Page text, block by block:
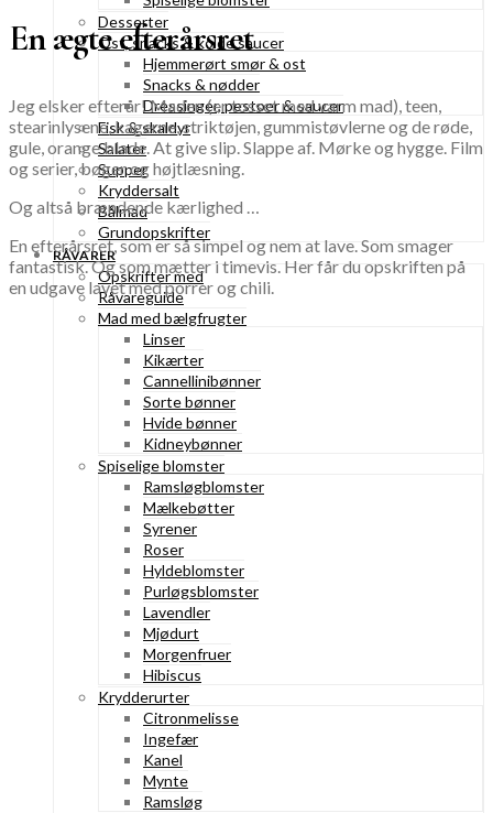
Desserter
Ost, snacks & kolde saucer
Hjemmerørt smør & ost
Snacks & nødder
Dressinger, pestoer & saucer
Fisk & skaldyr
Salater
Supper
Kryddersalt
Bålmad
Grundopskrifter
RÅVARER
Opskrifter med
Råvareguide
Mad med bælgfrugter
Linser
Kikærter
Cannellinibønner
Sorte bønner
Hvide bønner
Kidneybønner
Spiselige blomster
Ramsløgblomster
Mælkebøtter
Syrener
Roser
Hyldeblomster
Purløgsblomster
Lavendler
Mjødurt
Morgenfruer
Hibiscus
Krydderurter
Citronmelisse
Ingefær
Kanel
Mynte
Ramsløg
En ægte efterårsret
Jeg elsker efterår! Maden (er tosset med varm mad), teen,
stearinlysene, kagerne, striktøjen, gummistøvlerne og de røde,
gule, orange blade. At give slip. Slappe af. Mørke og hygge. Film
og serier, bøger og højtlæsning.
Og altså brændende kærlighed …
En efterårsret, som er så simpel og nem at lave. Som smager
fantastisk. Og som mætter i timevis. Her får du opskriften på
en udgave lavet med porrer og chili.